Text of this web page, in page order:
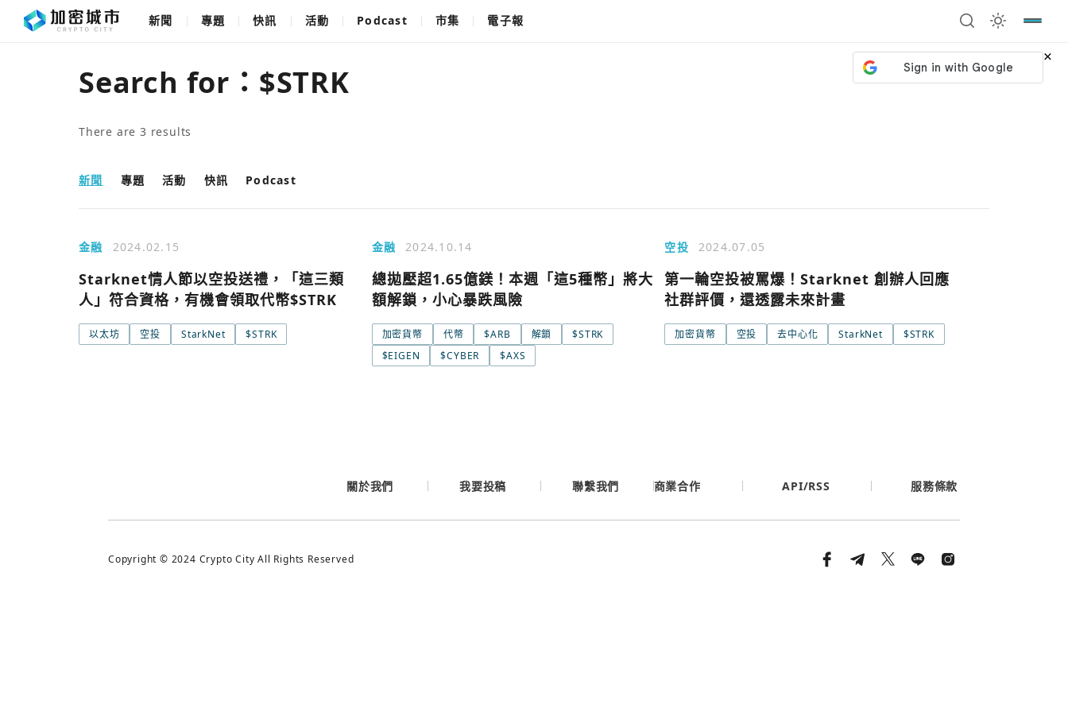
新聞 專題 快訊 活動 Podcast 市集 電子報
Search for： $STRK
There are 3 results
新聞 專題 活動 快訊 Podcast
金融 2024.02.15
Starknet情人節以空投送禮，「這三類
人」符合資格，有機會領取代幣$STRK
以太坊 空投 StarkNet $STRK
金融 2024.10.14
總拋壓超1.65億鎂！本週「這5種幣」將大
額解鎖，小心暴跌風險
加密貨幣 代幣 $ARB 解鎖
$STRK
$EIGEN
$CYBER $AXS
空投 2024.07.05
第一輪空投被罵爆！Starknet 創辦人回應
社群評價，還透露未來計畫
加密貨幣 空投 去中心化 StarkNet $STRK
使用以下帳號繼續
Email
您已閒置5分鐘，請點擊關閉按鈕或空白處，即可回到加密城市 關閉
關於我們 我要投稿 聯繫我們 商業合作 API/RSS 服務條款
Copyright © 2024 Crypto City All Rights Reserved
×